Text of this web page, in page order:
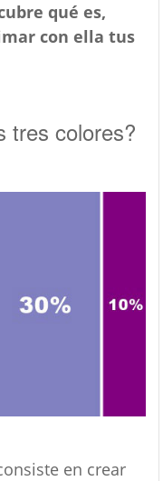
qué es,
con ella tus
tres colores?
en crear